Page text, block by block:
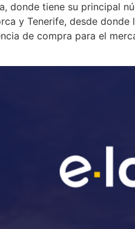
donde tiene su principal
y Tenerife, desde
de compra para el